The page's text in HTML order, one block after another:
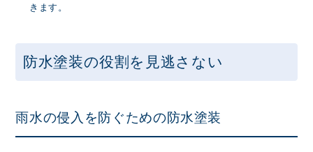
きます。
防水塗装の役割を見逃さない
雨水の侵入を防ぐための防水塗装